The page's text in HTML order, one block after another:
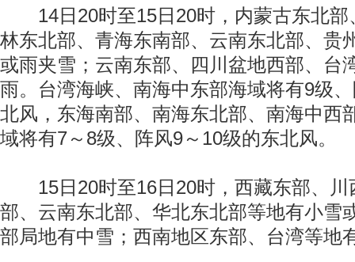
14日20时至15日20时，内蒙古东北部
林东北部、青海东南部、云南东北部、贵
或雨夹雪；云南东部、四川盆地西部、台
雨。台湾海峡、南海中东部海域将有9级
北风，东海南部、南海东北部、南海中西
域将有7～8级、阵风9～10级的东北风。
15日20时至16日20时，西藏东部、川
部、云南东北部、华北东北部等地有小雪
部局地有中雪；西南地区东部、台湾等地